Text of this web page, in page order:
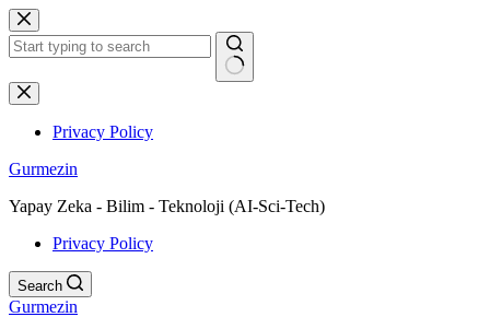
Skip
to
content
No
results
Privacy Policy
Gurmezin
Yapay Zeka - Bilim - Teknoloji (AI-Sci-Tech)
Privacy Policy
Search
Gurmezin